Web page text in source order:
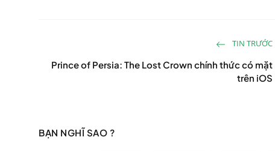
TIN TRƯỚC
Prince of Persia: The Lost Crown chính thức có mặt
trên iOS
BẠN NGHĨ SAO ?